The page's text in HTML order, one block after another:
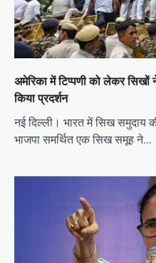
अमेरिका में टिप्पणी को लेकर सिखों
किया प्रदर्शन
नई दिल्ली। भारत में सिख समुदाय
भाजपा समर्थित एक सिख समूह ने…